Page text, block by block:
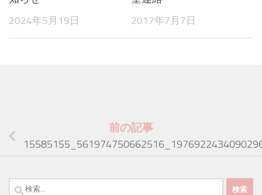
2024年5月19日 2017年7月7日
前の記事
検